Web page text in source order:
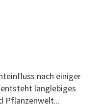
nach einiger
langlebiges
Pflanzenwelt...